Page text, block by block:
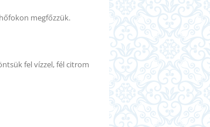
megfőzzük.
fel vízzel, fél citrom